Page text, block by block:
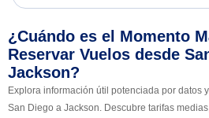
¿Cuándo es el Momento
Reservar Vuelos desde
Jackson?
Explora información útil potenciada por datos
San Diego a Jackson. Descubre tarifas